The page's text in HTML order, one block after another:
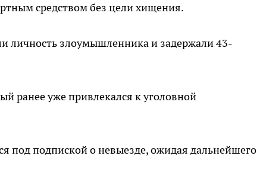
средством без цели хищения.
личность злоумышленника и задержали 43-
ранее уже привлекался к уголовной
под подпиской о невыезде, ожидая дальнейшего